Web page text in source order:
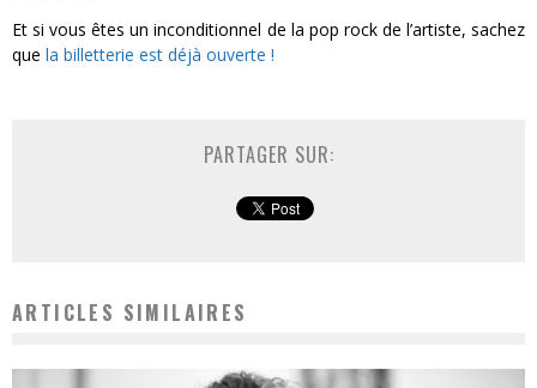
Et si vous êtes un inconditionnel de la pop rock de l’artiste, sachez
que la billetterie est déjà ouverte !
PARTAGER SUR:
ARTICLES SIMILAIRES